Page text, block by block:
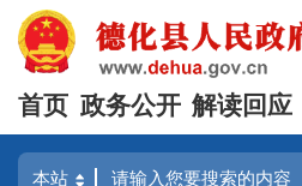
首页 政务公开 解读回应